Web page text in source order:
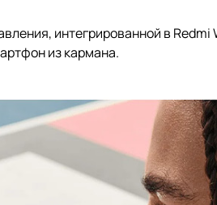
интегрированной в
из кармана.